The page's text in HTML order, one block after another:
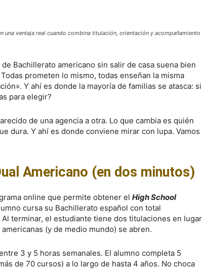
una ventaja real cuando combina titulación, orientación y acompañamiento
Bachillerato americano sin salir de casa suena bien
prometen lo mismo, todas enseñan la misma
Y ahí es donde la mayoría de familias se atasca: si
para elegir?
de una agencia a otra. Lo que cambia es quién
dura. Y ahí es donde conviene mirar con lupa. Vamos
Americano (en dos minutos)
online que permite obtener el High School
cursa su Bachillerato español con total
terminar, el estudiante tiene dos titulaciones en lugar
(y de medio mundo) se abren.
3 y 5 horas semanales. El alumno completa 5
de 70 cursos) a lo largo de hasta 4 años. No choca